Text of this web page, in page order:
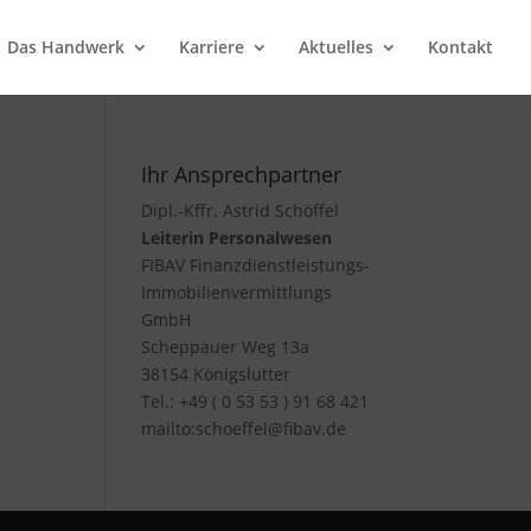
Das Handwerk Karriere Aktuelles Kontakt
Ihr Ansprechpartner
Dipl.-Kffr. Astrid Schöffel
Leiterin Personalwesen
FIBAV Finanzdienstleistungs-
Immobilienvermittlungs
GmbH
Scheppauer Weg 13a
38154 Königslutter
Tel.: +49 ( 0 53 53 ) 91 68 421
mailto:schoeffel@fibav.de